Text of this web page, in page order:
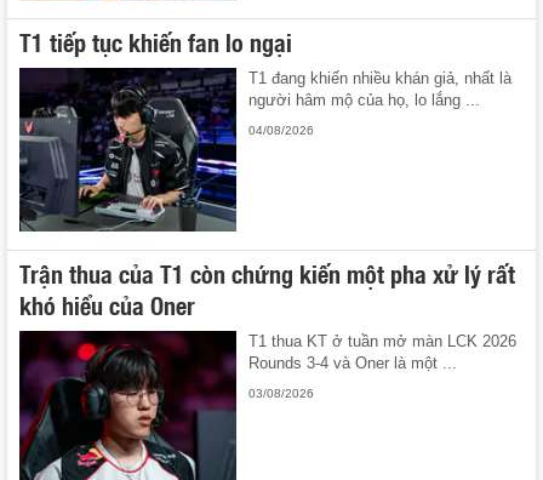
T1 tiếp tục khiến fan lo ngại
T1 đang khiến nhiều khán giả, nhất là
người hâm mộ của họ, lo lắng ...
04/08/2026
Trận thua của T1 còn chứng kiến một pha xử lý rất
khó hiểu của Oner
T1 thua KT ở tuần mở màn LCK 2026
Rounds 3-4 và Oner là một ...
03/08/2026